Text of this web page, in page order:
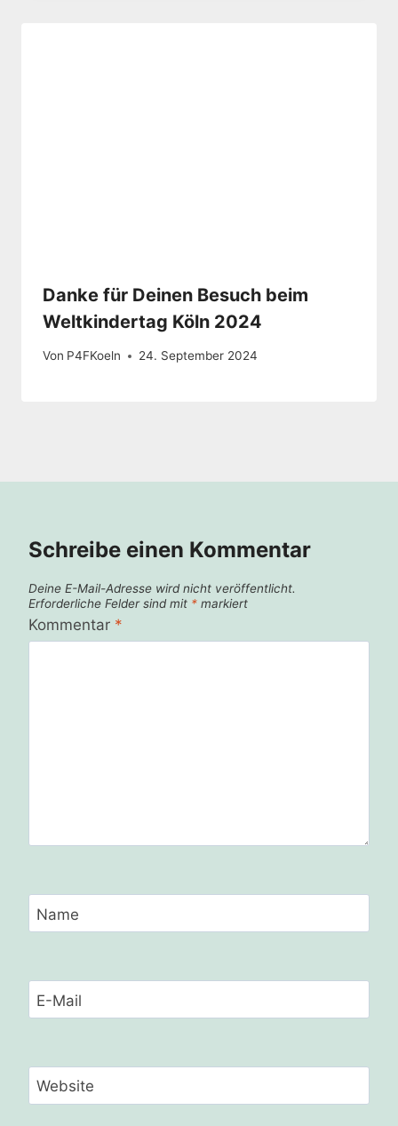
Danke für Deinen Besuch beim
Weltkindertag Köln 2024
Von P4FKoeln 24. September 2024
Schreibe einen Kommentar
Deine E-Mail-Adresse wird nicht veröffentlicht.
Erforderliche Felder sind mit * markiert
Kommentar *
Name
E-Mail
Website